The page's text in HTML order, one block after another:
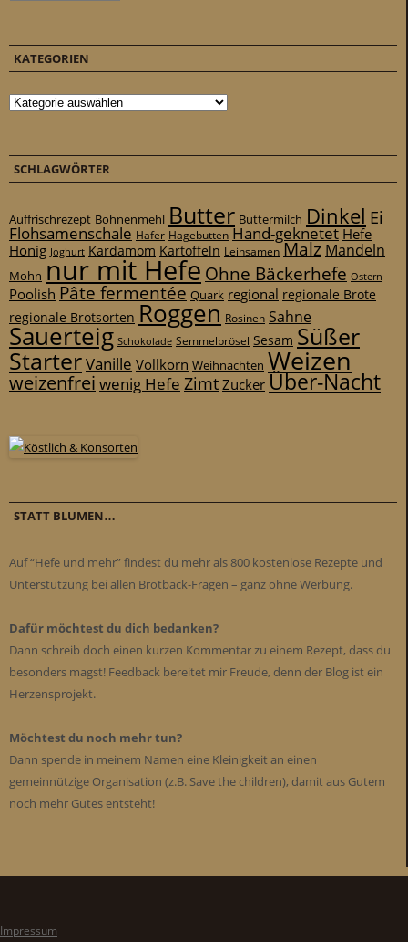
KATEGORIEN
Kategorien
SCHLAGWÖRTER
Auffrischrezept Bohnenmehl Butter Buttermilch Dinkel Ei
Flohsamenschale Hafer Hagebutten Hand-geknetet Hefe
Honig Joghurt Kardamom Kartoffeln Leinsamen Malz Mandeln
Mohn nur mit Hefe Ohne Bäckerhefe Ostern
Poolish Pâte fermentée Quark regional regionale Brote
regionale Brotsorten Roggen Rosinen Sahne
Sauerteig Schokolade Semmelbrösel Sesam Süßer
StarterVanille Vollkorn Weihnachten Weizen
weizenfrei wenig Hefe ZimtZuckerÜber-Nacht
STATT BLUMEN…
Auf “Hefe und mehr” findest du mehr als 800 kostenlose Rezepte und
Unterstützung bei allen Brotback-Fragen – ganz ohne Werbung.
Dafür möchtest du dich bedanken?
Dann schreib doch einen kurzen Kommentar zu einem Rezept, dass du
besonders magst! Feedback bereitet mir Freude, denn der Blog ist ein
Herzensprojekt.
Möchtest du noch mehr tun?
Dann spende in meinem Namen eine Kleinigkeit an einen
gemeinnützige Organisation (z.B. Save the children), damit aus Gutem
noch mehr Gutes entsteht!
Impressum